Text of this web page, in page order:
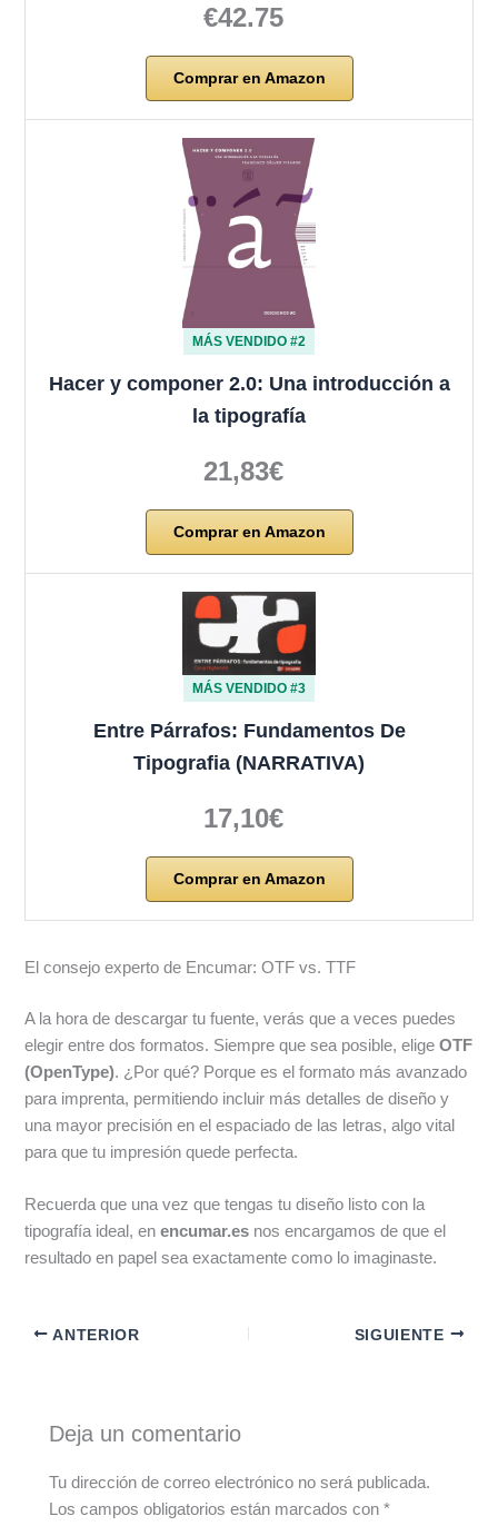
€42.75
Comprar en Amazon
MÁS VENDIDO #2
Hacer y componer 2.0: Una introducción a
la tipografía
21,83€
Comprar en Amazon
MÁS VENDIDO #3
Entre Párrafos: Fundamentos De
Tipografia (NARRATIVA)
17,10€
Comprar en Amazon
El consejo experto de Encumar: OTF vs. TTF
A la hora de descargar tu fuente, verás que a veces puedes
elegir entre dos formatos. Siempre que sea posible, eligeOTF
(OpenType). ¿Por qué? Porque es el formato más avanzado
para imprenta, permitiendo incluir más detalles de diseño y
una mayor precisión en el espaciado de las letras, algo vital
para que tu impresión quede perfecta.
Recuerda que una vez que tengas tu diseño listo con la
tipografía ideal, enencumar.es nos encargamos de que el
resultado en papel sea exactamente como lo imaginaste.
ANTERIOR SIGUIENTE
Deja un comentario
Tu dirección de correo electrónico no será publicada.
Los campos obligatorios están marcados con*